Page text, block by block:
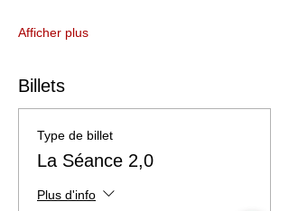
Afficher plus
Billets
Type de billet
La Séance 2,0
Plus d'info